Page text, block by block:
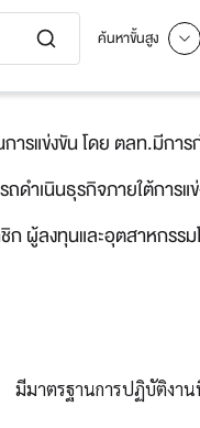
ค้นหาขั้นสูง
รแข่งขัน โดย ตลท.มีการ
ำเนินธุรกิจภายใต้การแ
ผู้ลงทุนและอุตสาหกรร
มีมาตรฐานการปฏิบัติงา